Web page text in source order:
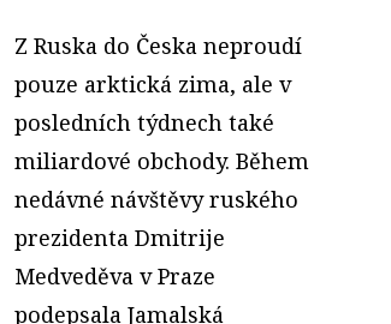
Z Ruska do Česka neproudí
pouze arktická zima, ale v
posledních týdnech také
miliardové obchody. Během
nedávné návštěvy ruského
prezidenta Dmitrije
Medveděva v Praze
podepsala Jamalská